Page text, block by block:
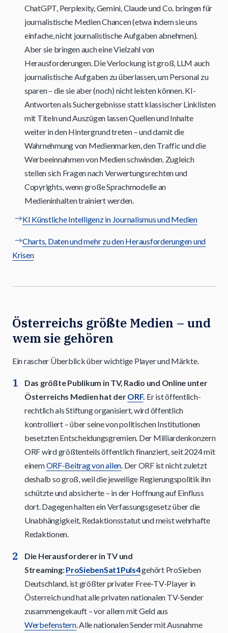
ChatGPT, Perplexity, Gemini, Claude und Co. bringen für
journalistische Medien Chancen (etwa indem sie uns
einfache, nicht journalistische Aufgaben abnehmen).
Aber sie bringen auch eine Vielzahl von
Herausforderungen. Die Verlockung ist groß, LLM auch
journalistische Aufgaben zu überlassen, um Personal zu
sparen – die sie aber (noch) nicht leisten können. KI-
Antworten als Suchergebnisse statt klassischer Linklisten
mit Titeln und Auszügen lassen Quellen und Inhalte
weiter in den Hintergrund treten – und damit die
Wahrnehmung von Medienmarken, den Traffic und die
Werbeeinnahmen von Medien schwinden. Zugleich
stellen sich Fragen nach Verwertungsrechten und
Copyrights, wenn große Sprachmodelle an
Medieninhalten trainiert werden.
KI Künstliche Intelligenz in Journalismus und Medien
Charts, Daten und mehr zu den Herausforderungen und
Krisen
Österreichs größte Medien – und
wem sie gehören
Ein rascher Überblick über wichtige Player und Märkte.
Das größte Publikum in TV, Radio und Online unter
Österreichs Medien hat derORF. Er ist öffentlich-
rechtlich als Stiftung organisiert, wird öffentlich
kontrolliert – über seine von politischen Institutionen
besetzten Entscheidungsgremien. Der Milliardenkonzern
ORF wird größtenteils öffentlich finanziert, seit 2024 mit
einemORF-Beitrag von allen. Der ORF ist nicht zuletzt
deshalb so groß, weil die jeweilige Regierungspolitik ihn
schützte und absicherte – in der Hoffnung auf Einfluss
dort. Dagegen halten ein Verfassungsgesetz über die
Unabhängigkeit, Redaktionsstatut und meist wehrhafte
Redaktionen.
Die Herausforderer in TV und
Streaming:ProSiebenSat1Puls4gehört ProSieben
Deutschland, ist größter privater Free-TV-Player in
Österreich und hat alle privaten nationalen TV-Sender
zusammengekauft – vor allem mit Geld aus
Werbefenstern. Alle nationalen Sender mit Ausnahme